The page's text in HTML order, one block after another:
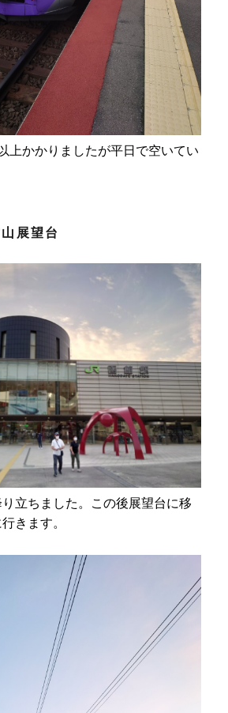
上かかりましたが平日で空いてい
展望台
立ちました。この後展望台に移
きます。